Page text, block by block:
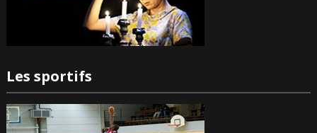
Les sportifs